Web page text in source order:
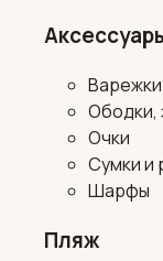
Ободки,
Очки
Сумки и
Шарфы
Пляж